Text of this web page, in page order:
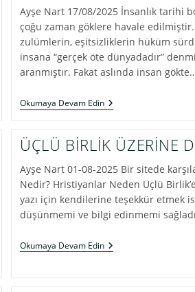
Ayşe Nart 17/08/2025 İnsanlık tarihi
çoğu zaman göklere havale edilmiştir.
zulümlerin, eşitsizliklerin hüküm
insana “gerçek öte dünyadadır”
aranmıştır. Fakat aslında insan
Okumaya Devam EdinGERÇEK,
YERDE
ÇÜNKÜ
İNSANIN
BAĞI
YERDEDİR,
GÖKTE
DEĞİL
ÜÇLÜ BİRLİK ÜZERİNE
Ayşe Nart 01-08-2025 Bir sitede
Nedir? Hristiyanlar Neden Üçlü Birlik’e
yazı için kendilerine teşekkür etmek
düşünmemi ve bilgi edinmemi
Okumaya Devam EdinÜÇLÜ
BİRLİK